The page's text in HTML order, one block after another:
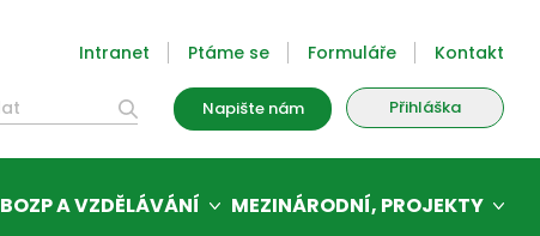
Intranet Ptáme se Formuláře Kontakt
Napište nám Přihláška
BOZP A VZDĚLÁVÁNÍ MEZINÁRODNÍ, PROJEKTY